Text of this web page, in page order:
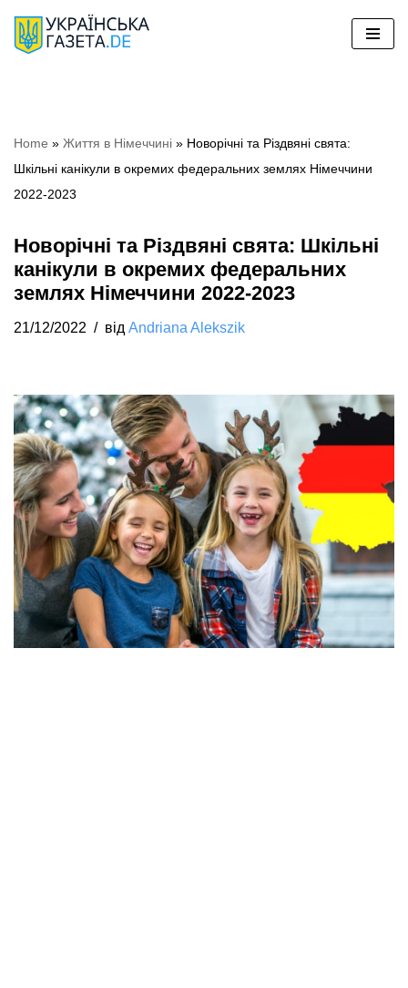
Перейти
Home » Життя в Німеччині » Новорічні та Різдвяні свята:
Шкільні канікули в окремих федеральних землях Німеччини
2022-2023
Новорічні та Різдвяні свята: Шкільні
канікули в окремих федеральних
землях Німеччини 2022-2023
21/12/2022 від Andriana Alekszik